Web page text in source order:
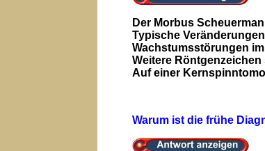
Der Morbus
Typische
Wachstumsstörungen
Weitere
Auf einer
Warum ist die frühe